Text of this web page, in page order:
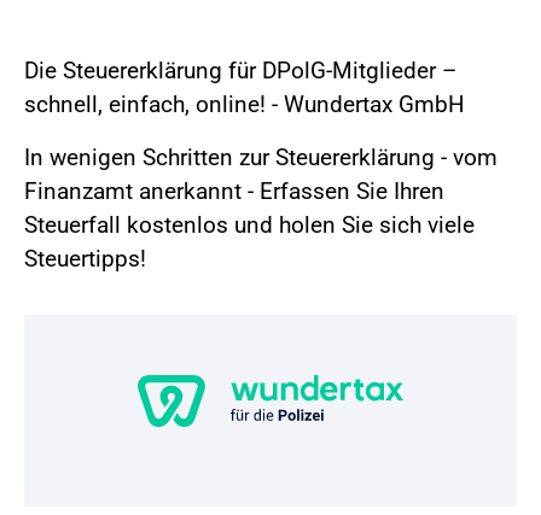
Die Steuererklärung für DPolG-Mitglieder –
schnell, einfach, online! - Wundertax GmbH
In wenigen Schritten zur Steuererklärung - vom
Finanzamt anerkannt - Erfassen Sie Ihren
Steuerfall kostenlos und holen Sie sich viele
Steuertipps!